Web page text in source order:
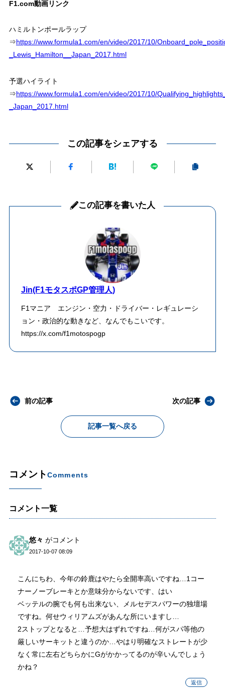
F1.com動画リンク
ハミルトンポールラップ
⇒https://www.formula1.com/en/video/2017/10/
_Lewis_Hamilton__Japan_2017.html
予選ハイライト
⇒https://www.formula1.com/en/video/2017/10/
_Japan_2017.html
この記事をシェアする
この記事を書いた人
Jin(F1モタスポGP管理人)
F1マニア エンジン・空力・ドライバー・レギュレーシ
ョン・政治的な動きなど、なんでもこいです。
https://x.com/f1motospogp
前の記事
記事一覧へ戻る
次の記事
コメントComments
コメント一覧
悠々 がコメント
2017-10-07 08:09
こんにちわ、今年の鈴鹿はやたら全開率高いですね…1コー
ナーノーブレーキとか意味分からないです、はい
ベッテルの腕でも何も出来ない、メルセデスパワーの独壇場
ですね。何せウィリアムズがあんな所にいますし…
2ストップとなると…予想大はずれですね…何がスパ等他の
厳しいサーキットと違うのか…やはり明確なストレートが少
なく常に左右どちらかにGがかかってるのが辛いんでしょう
かね？
返信